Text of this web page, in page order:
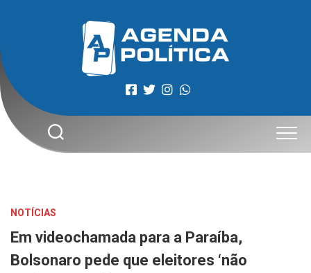
NOTÍCIAS
Em videochamada para a Paraíba,
Bolsonaro pede que eleitores ‘não